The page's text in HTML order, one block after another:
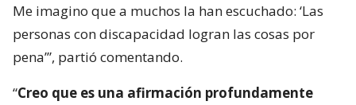
Me imagino que a muchos la han escuchado: ‘Las
personas con discapacidad logran las cosas por
pena’”, partió comentando.
“Creo que es una afirmación profundamente